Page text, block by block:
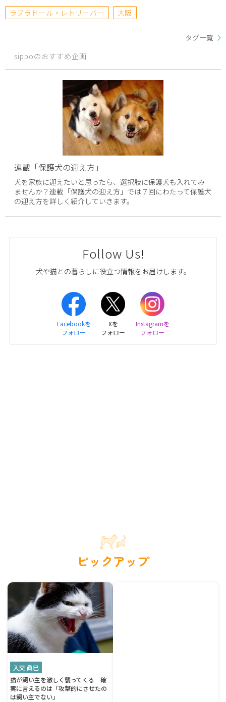
ラブラドール・レトリーバー
大阪
タグ一覧
sippoのおすすめ企画
連載「保護犬の迎え方」
犬を家族に迎えたいと思ったら、選択肢に保護犬も入れてみ
ませんか？連載「保護犬の迎え方」では７回にわたって保護犬
の迎え方を詳しく紹介していきます。
Follow Us!
犬や猫との暮らしに役立つ情報をお届けします。
Facebookを
フォロー
Xを
フォロー
Instagramを
フォロー
ピックアップ
入交 眞巳
猫が飼い主を激しく襲ってくる 確
実に言えるのは「攻撃的にさせたの
は飼い主でない」